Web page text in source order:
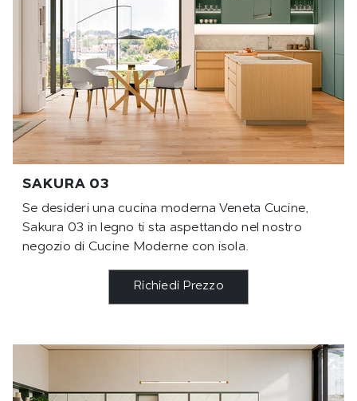
SAKURA 03
Se desideri una cucina moderna Veneta Cucine,
Sakura 03 in legno ti sta aspettando nel nostro
negozio di Cucine Moderne con isola.
Richiedi Prezzo